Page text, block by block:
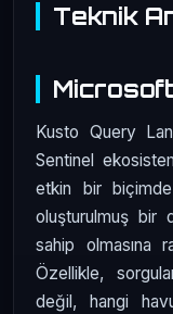
Teknik
Kusto Query
Sentinel
etkin bir
oluşturulmuş bir
sahip olmasına
Özellikle,
değil, hangi